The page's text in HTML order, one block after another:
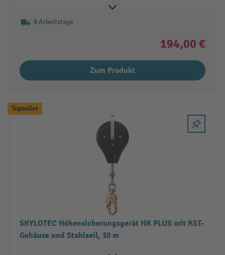
8 Arbeitstage
194,00 €
Zum Produkt
Topseller
SKYLOTEC Höhensicherungsgerät HK PLUS mit KST-
Gehäuse und Stahlseil, 10 m